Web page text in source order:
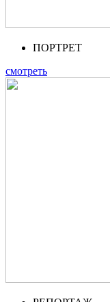
ПОРТРЕТ
смотреть